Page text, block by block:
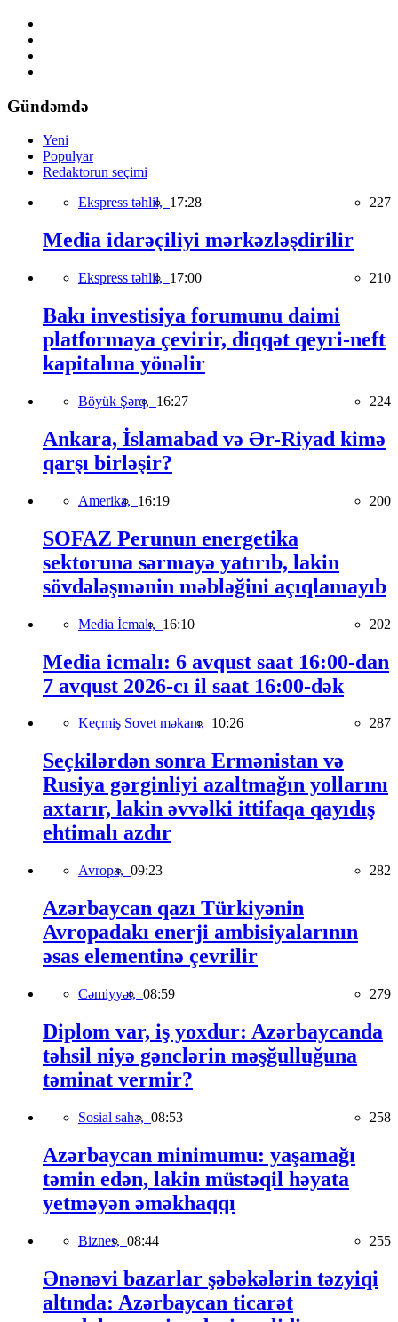
Gündəmdə
Yeni
Populyar
Redaktorun seçimi
Ekspress təhlil, 17:28 227
Media idarəçiliyi mərkəzləşdirilir
Ekspress təhlil, 17:00 210
Bakı investisiya forumunu daimi
platformaya çevirir, diqqət qeyri-neft
kapitalına yönəlir
Böyük Şərq, 16:27 224
Ankara, İslamabad və Ər-Riyad kimə
qarşı birləşir?
Amerika, 16:19 200
SOFAZ Perunun energetika
sektoruna sərmayə yatırıb, lakin
sövdələşmənin məbləğini açıqlamayıb
Media İcmalı, 16:10 202
Media icmalı: 6 avqust saat 16:00-dan
7 avqust 2026-cı il saat 16:00-dək
Keçmiş Sovet məkanı, 10:26 287
Seçkilərdən sonra Ermənistan və
Rusiya gərginliyi azaltmağın yollarını
axtarır, lakin əvvəlki ittifaqa qayıdış
ehtimalı azdır
Avropa, 09:23 282
Azərbaycan qazı Türkiyənin
Avropadakı enerji ambisiyalarının
əsas elementinə çevrilir
Cəmiyyət, 08:59 279
Diplom var, iş yoxdur: Azərbaycanda
təhsil niyə gənclərin məşğulluğuna
təminat vermir?
Sosial sahə, 08:53 258
Azərbaycan minimumu: yaşamağı
təmin edən, lakin müstəqil həyata
yetməyən əməkhaqqı
Biznes, 08:44 255
Ənənəvi bazarlar şəbəkələrin təzyiqi
altında: Azərbaycan ticarət